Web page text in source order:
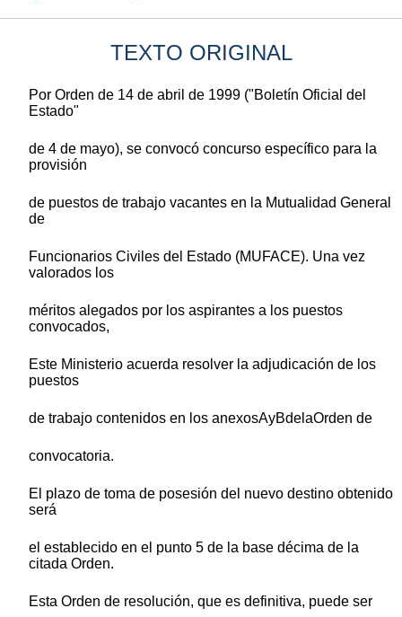
TEXTO ORIGINAL
Por Orden de 14 de abril de 1999 ("Boletín Oficial del
Estado"
de 4 de mayo), se convocó concurso específico para la
provisión
de puestos de trabajo vacantes en la Mutualidad General
de
Funcionarios Civiles del Estado (MUFACE). Una vez
valorados los
méritos alegados por los aspirantes a los puestos
convocados,
Este Ministerio acuerda resolver la adjudicación de los
puestos
de trabajo contenidos en los anexosAyBdelaOrden de
convocatoria.
El plazo de toma de posesión del nuevo destino obtenido
será
el establecido en el punto 5 de la base décima de la
citada Orden.
Esta Orden de resolución, que es definitiva, puede ser